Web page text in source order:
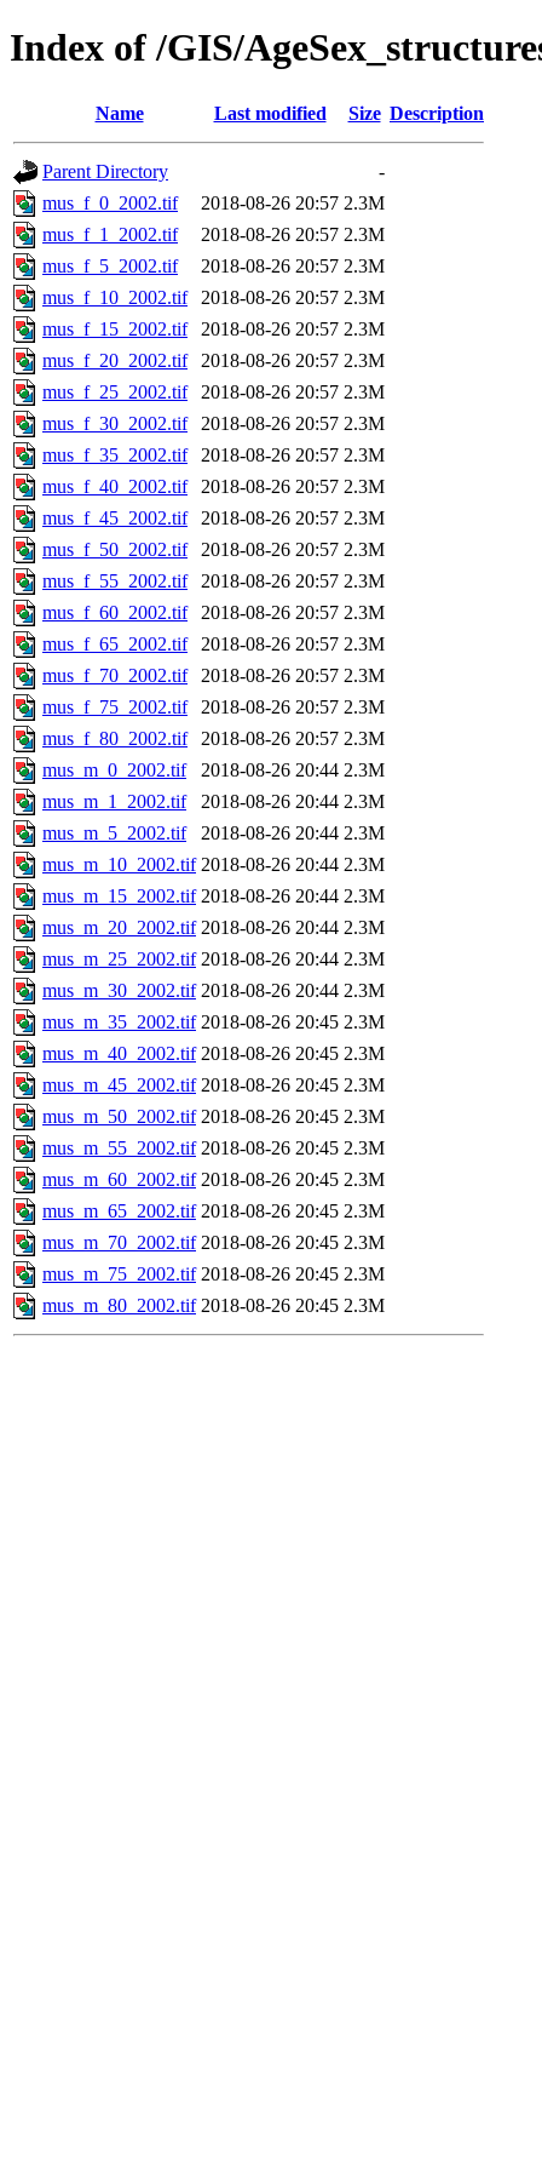
Index of /GIS/
Name Last modified Size Description
Parent Directory
-
mus_f_0_2002.tif
2018-08-26 20:57 2.3M
mus_f_1_2002.tif
2018-08-26 20:57 2.3M
mus_f_5_2002.tif
2018-08-26 20:57 2.3M
mus_f_10_2002.tif
2018-08-26 20:57 2.3M
mus_f_15_2002.tif
2018-08-26 20:57 2.3M
mus_f_20_2002.tif
2018-08-26 20:57 2.3M
mus_f_25_2002.tif
2018-08-26 20:57 2.3M
mus_f_30_2002.tif
2018-08-26 20:57 2.3M
mus_f_35_2002.tif
2018-08-26 20:57 2.3M
mus_f_40_2002.tif
2018-08-26 20:57 2.3M
mus_f_45_2002.tif
2018-08-26 20:57 2.3M
mus_f_50_2002.tif
2018-08-26 20:57 2.3M
mus_f_55_2002.tif
2018-08-26 20:57 2.3M
mus_f_60_2002.tif
2018-08-26 20:57 2.3M
mus_f_65_2002.tif
2018-08-26 20:57 2.3M
mus_f_70_2002.tif
2018-08-26 20:57 2.3M
mus_f_75_2002.tif
2018-08-26 20:57 2.3M
mus_f_80_2002.tif
2018-08-26 20:57 2.3M
mus_m_0_2002.tif
2018-08-26 20:44 2.3M
mus_m_1_2002.tif
2018-08-26 20:44 2.3M
mus_m_5_2002.tif
2018-08-26 20:44 2.3M
mus_m_10_2002.tif 2018-08-26 20:44 2.3M
mus_m_15_2002.tif 2018-08-26 20:44 2.3M
mus_m_20_2002.tif 2018-08-26 20:44 2.3M
mus_m_25_2002.tif 2018-08-26 20:44 2.3M
mus_m_30_2002.tif 2018-08-26 20:44 2.3M
mus_m_35_2002.tif 2018-08-26 20:45 2.3M
mus_m_40_2002.tif 2018-08-26 20:45 2.3M
mus_m_45_2002.tif 2018-08-26 20:45 2.3M
mus_m_50_2002.tif 2018-08-26 20:45 2.3M
mus_m_55_2002.tif 2018-08-26 20:45 2.3M
mus_m_60_2002.tif 2018-08-26 20:45 2.3M
mus_m_65_2002.tif 2018-08-26 20:45 2.3M
mus_m_70_2002.tif 2018-08-26 20:45 2.3M
mus_m_75_2002.tif 2018-08-26 20:45 2.3M
mus_m_80_2002.tif 2018-08-26 20:45 2.3M